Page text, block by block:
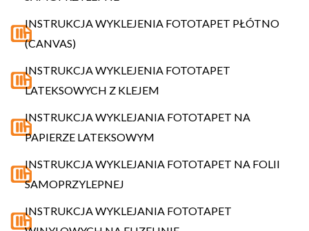
INSTRUKCJA WYKLEJENIA FOTOTAPET PŁÓTNO
(CANVAS)
INSTRUKCJA WYKLEJENIA FOTOTAPET
LATEKSOWYCH Z KLEJEM
INSTRUKCJA WYKLEJANIA FOTOTAPET NA
PAPIERZE LATEKSOWYM
INSTRUKCJA WYKLEJANIA FOTOTAPET NA FOLII
SAMOPRZYLEPNEJ
INSTRUKCJA WYKLEJANIA FOTOTAPET